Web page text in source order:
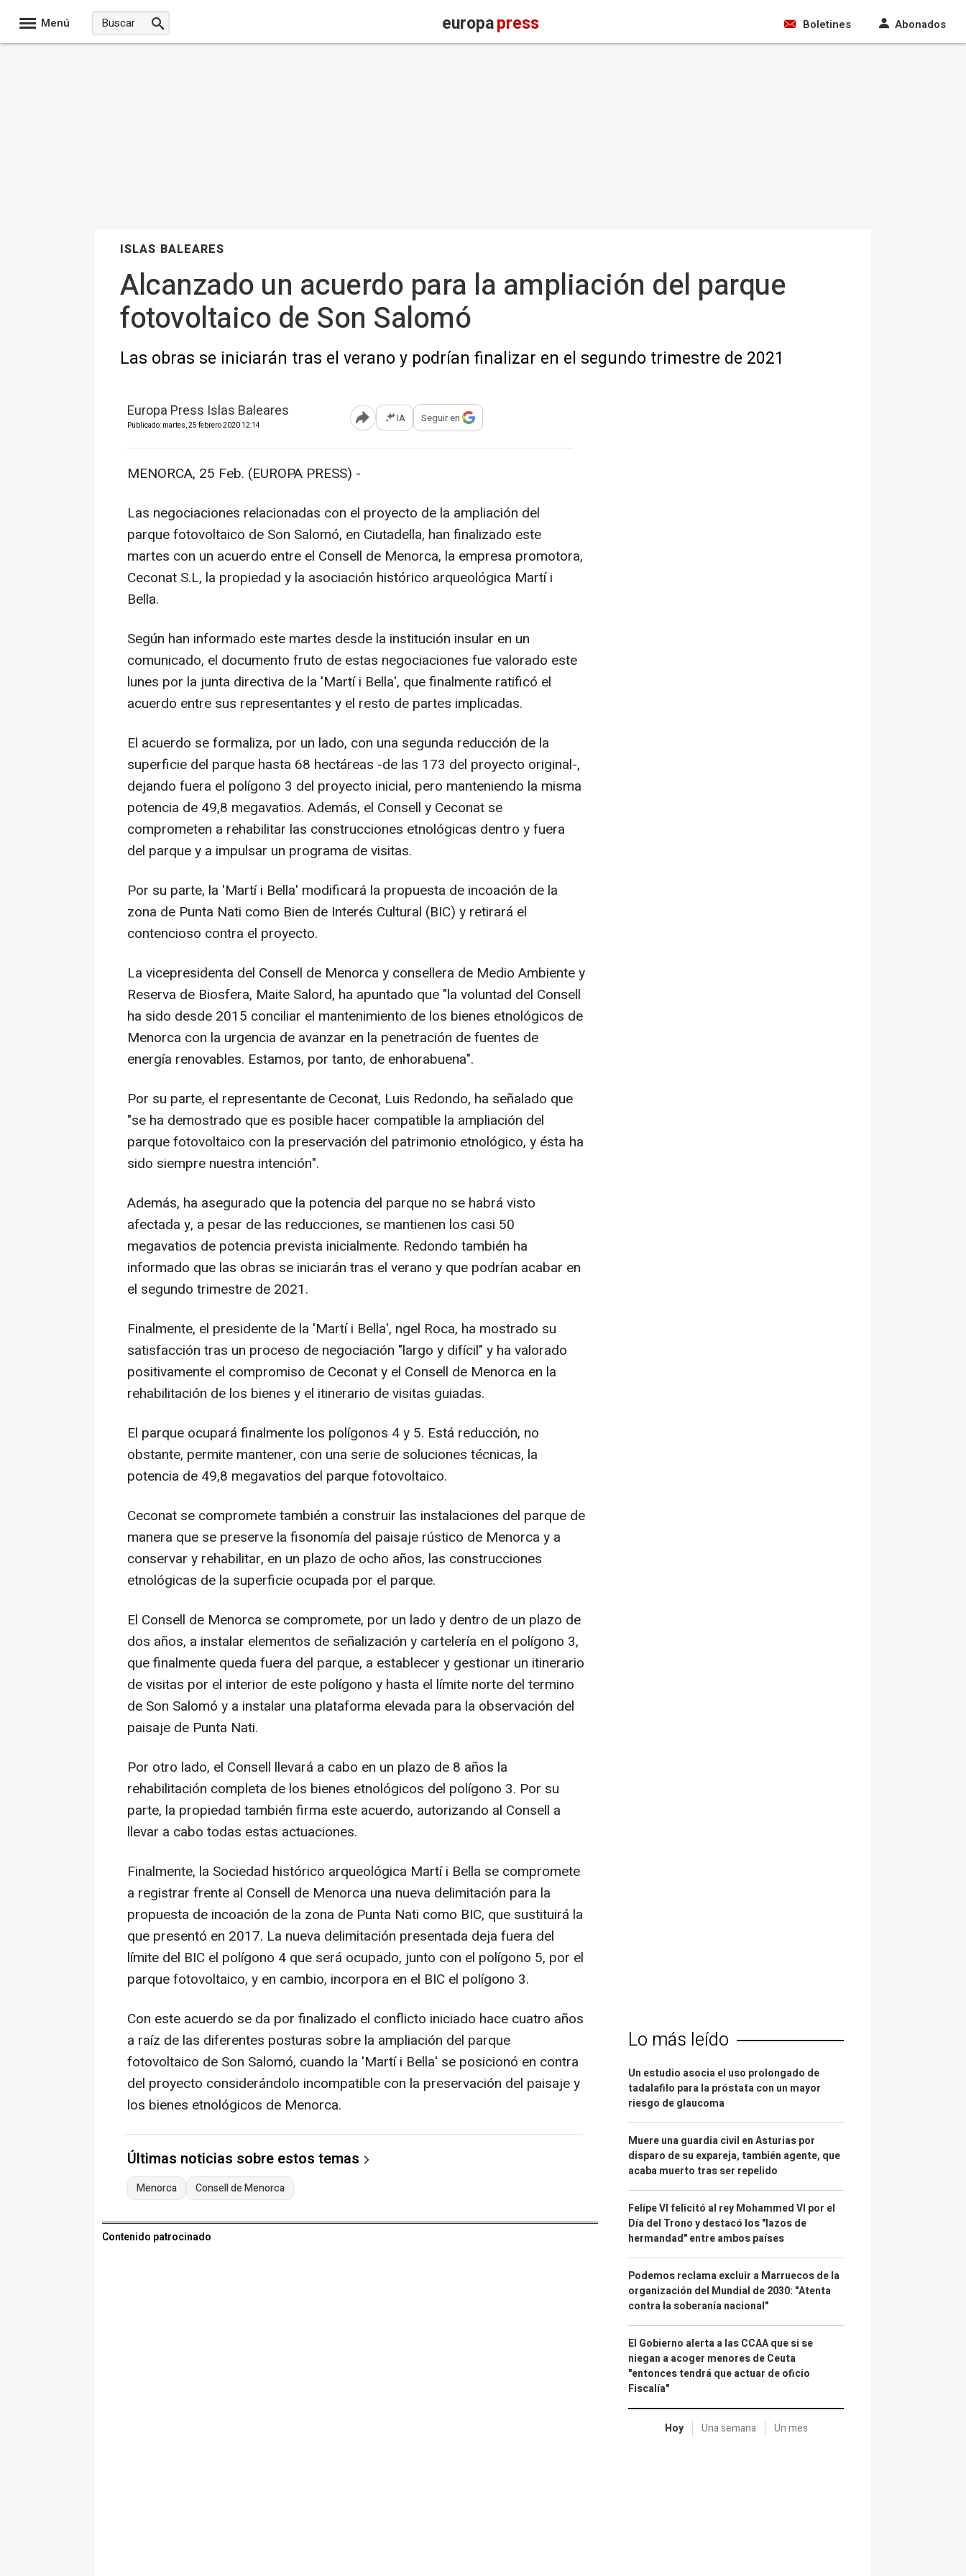
Menú europapress Boletines Abonados
ISLAS BALEARES
Alcanzado un acuerdo para la ampliación del parque
fotovoltaico de Son Salomó
Las obras se iniciarán tras el verano y podrían finalizar en el segundo trimestre de 2021
Europa Press Islas Baleares
Publicado: martes, 25 febrero 2020 12:14 Abrir opciones para compartir
IA Seguir en
MENORCA, 25 Feb. (EUROPA PRESS) -
Las negociaciones relacionadas con el proyecto de la ampliación del
parque fotovoltaico de Son Salomó, en Ciutadella, han finalizado este
martes con un acuerdo entre el Consell de Menorca, la empresa promotora,
Ceconat S.L, la propiedad y la asociación histórico arqueológica Martí i
Bella.
Según han informado este martes desde la institución insular en un
comunicado, el documento fruto de estas negociaciones fue valorado este
lunes por la junta directiva de la 'Martí i Bella', que finalmente ratificó el
acuerdo entre sus representantes y el resto de partes implicadas.
El acuerdo se formaliza, por un lado, con una segunda reducción de la
superficie del parque hasta 68 hectáreas -de las 173 del proyecto original-,
dejando fuera el polígono 3 del proyecto inicial, pero manteniendo la misma
potencia de 49,8 megavatios. Además, el Consell y Ceconat se
comprometen a rehabilitar las construcciones etnológicas dentro y fuera
del parque y a impulsar un programa de visitas.
Por su parte, la 'Martí i Bella' modificará la propuesta de incoación de la
zona de Punta Nati como Bien de Interés Cultural (BIC) y retirará el
contencioso contra el proyecto.
La vicepresidenta del Consell de Menorca y consellera de Medio Ambiente y
Reserva de Biosfera, Maite Salord, ha apuntado que "la voluntad del Consell
ha sido desde 2015 conciliar el mantenimiento de los bienes etnológicos de
Menorca con la urgencia de avanzar en la penetración de fuentes de
energía renovables. Estamos, por tanto, de enhorabuena".
Por su parte, el representante de Ceconat, Luis Redondo, ha señalado que
"se ha demostrado que es posible hacer compatible la ampliación del
parque fotovoltaico con la preservación del patrimonio etnológico, y ésta ha
sido siempre nuestra intención".
Además, ha asegurado que la potencia del parque no se habrá visto
afectada y, a pesar de las reducciones, se mantienen los casi 50
megavatios de potencia prevista inicialmente. Redondo también ha
informado que las obras se iniciarán tras el verano y que podrían acabar en
el segundo trimestre de 2021.
Finalmente, el presidente de la 'Martí i Bella', ngel Roca, ha mostrado su
satisfacción tras un proceso de negociación "largo y difícil" y ha valorado
positivamente el compromiso de Ceconat y el Consell de Menorca en la
rehabilitación de los bienes y el itinerario de visitas guiadas.
El parque ocupará finalmente los polígonos 4 y 5. Está reducción, no
obstante, permite mantener, con una serie de soluciones técnicas, la
potencia de 49,8 megavatios del parque fotovoltaico.
Ceconat se compromete también a construir las instalaciones del parque de
manera que se preserve la fisonomía del paisaje rústico de Menorca y a
conservar y rehabilitar, en un plazo de ocho años, las construcciones
etnológicas de la superficie ocupada por el parque.
El Consell de Menorca se compromete, por un lado y dentro de un plazo de
dos años, a instalar elementos de señalización y cartelería en el polígono 3,
que finalmente queda fuera del parque, a establecer y gestionar un itinerario
de visitas por el interior de este polígono y hasta el límite norte del termino
de Son Salomó y a instalar una plataforma elevada para la observación del
paisaje de Punta Nati.
Por otro lado, el Consell llevará a cabo en un plazo de 8 años la
rehabilitación completa de los bienes etnológicos del polígono 3. Por su
parte, la propiedad también firma este acuerdo, autorizando al Consell a
llevar a cabo todas estas actuaciones.
Finalmente, la Sociedad histórico arqueológica Martí i Bella se compromete
a registrar frente al Consell de Menorca una nueva delimitación para la
propuesta de incoación de la zona de Punta Nati como BIC, que sustituirá la
que presentó en 2017. La nueva delimitación presentada deja fuera del
límite del BIC el polígono 4 que será ocupado, junto con el polígono 5, por el
parque fotovoltaico, y en cambio, incorpora en el BIC el polígono 3.
Con este acuerdo se da por finalizado el conflicto iniciado hace cuatro años
a raíz de las diferentes posturas sobre la ampliación del parque
fotovoltaico de Son Salomó, cuando la 'Martí i Bella' se posicionó en contra
del proyecto considerándolo incompatible con la preservación del paisaje y
los bienes etnológicos de Menorca.
Últimas noticias sobre estos temas
Menorca Consell de Menorca
Contenido patrocinado
Lo más leído
Un estudio asocia el uso prolongado de
tadalafilo para la próstata con un mayor
riesgo de glaucoma
Muere una guardia civil en Asturias por
disparo de su expareja, también agente, que
acaba muerto tras ser repelido
Felipe VI felicitó al rey Mohammed VI por el
Día del Trono y destacó los "lazos de
hermandad" entre ambos países
Podemos reclama excluir a Marruecos de la
organización del Mundial de 2030: "Atenta
contra la soberanía nacional"
El Gobierno alerta a las CCAA que si se
niegan a acoger menores de Ceuta
"entonces tendrá que actuar de oficio
Fiscalía"
Hoy Una semana Un mes